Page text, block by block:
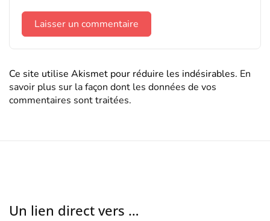
Ce site utilise Akismet pour réduire les indésirables. En
savoir plus sur la façon dont les données de vos
commentaires sont traitées.
Un lien direct vers …